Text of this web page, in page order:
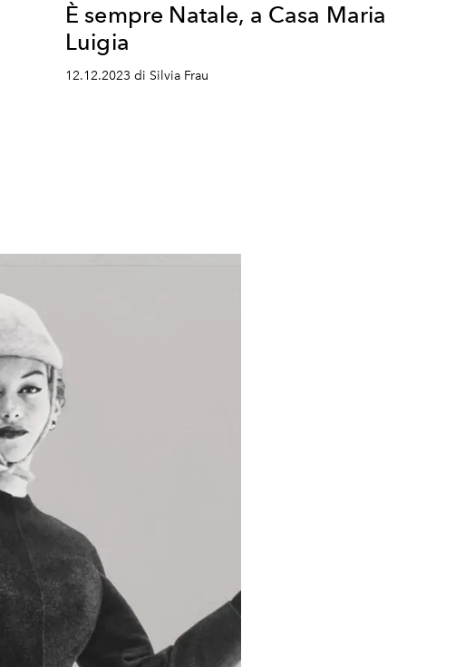
È sempre Natale, a Casa Maria
Luigia
12.12.2023 di Silvia Frau